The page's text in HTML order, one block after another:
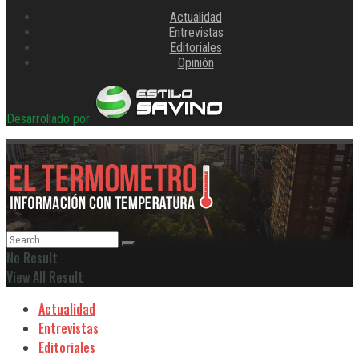
Actualidad
Entrevistas
Editoriales
Opinión
Desarrollado por
No Result
View All Result
Actualidad
Entrevistas
Editoriales